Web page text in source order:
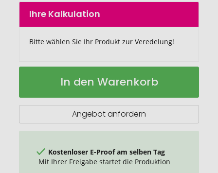
Ihre Kalkulation
Bitte wählen Sie Ihr Produkt zur Veredelung!
In den Warenkorb
Angebot anfordern
Kostenloser E-Proof am selben Tag
Mit Ihrer Freigabe startet die Produktion